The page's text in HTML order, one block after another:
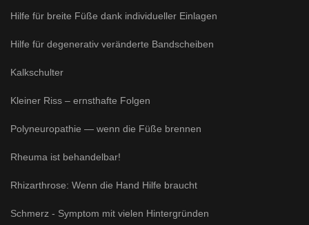
Hilfe für breite Füße dank individueller Einlagen
Hilfe für degenerativ veränderte Bandscheiben
Kalkschulter
Kleiner Riss – ernsthafte Folgen
Polyneuropathie — wenn die Füße brennen
Rheuma ist behandelbar!
Rhizarthrose: Wenn die Hand Hilfe braucht
Schmerz - Symptom mit vielen Hintergründen